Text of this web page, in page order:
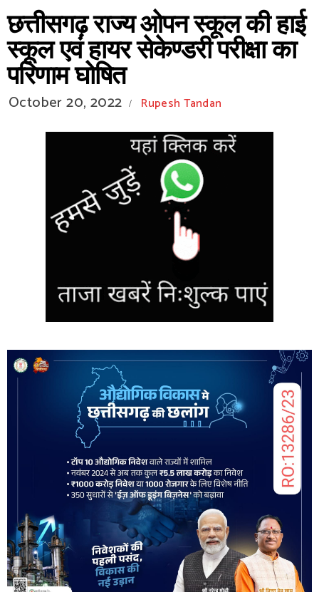
छत्तीसगढ़ राज्य ओपन स्कूल की हाई
स्कूल एवं हायर सेकेण्डरी परीक्षा का
परिणाम घोषित
October 20, 2022 / Rupesh Tandan